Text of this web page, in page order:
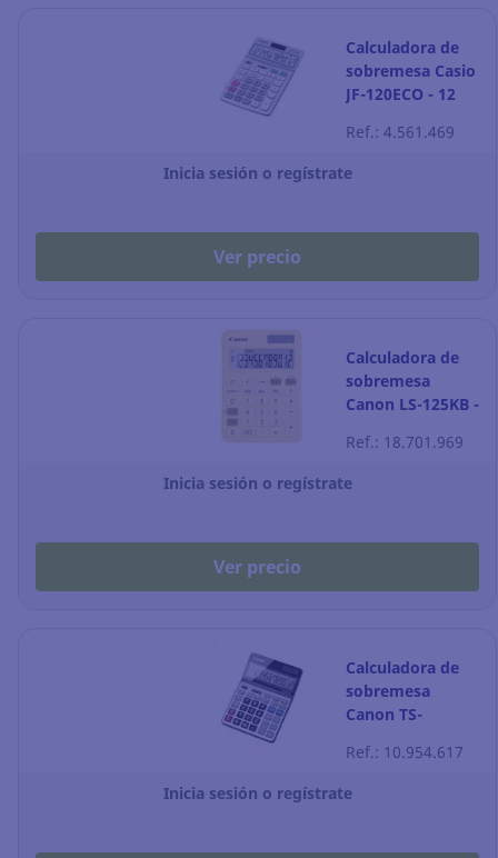
Calculadora de
sobremesa Casio
JF-120ECO - 12
reciclada
Ref.: 4.561.469
Inicia sesión o regístrate
Ver precio
Calculadora de
sobremesa
Canon LS-125KB -
amarillo
Ref.: 18.701.969
Inicia sesión o regístrate
Ver precio
Calculadora de
sobremesa
Canon TS-
dígitos - gris
Ref.: 10.954.617
Inicia sesión o regístrate